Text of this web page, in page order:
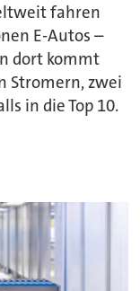
fahren
E-Autos –
dort kommt
Stromern, zwei
in die Top 10.